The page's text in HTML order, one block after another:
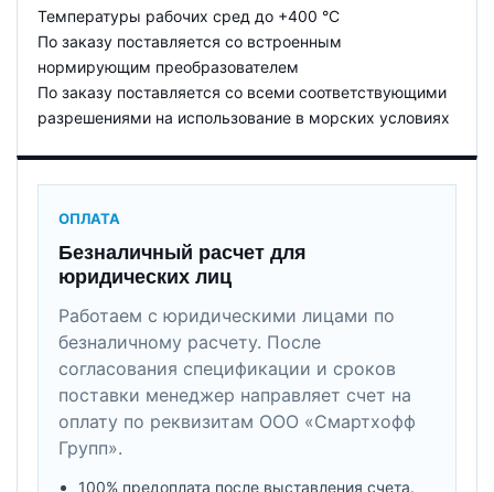
Температуры рабочих сред до +400 °С
По заказу поставляется со встроенным
нормирующим преобразователем
По заказу поставляется со всеми соответствующими
разрешениями на использование в морских условиях
ОПЛАТА
Безналичный расчет для
юридических лиц
Работаем с юридическими лицами по
безналичному расчету. После
согласования спецификации и сроков
поставки менеджер направляет счет на
оплату по реквизитам ООО «Смартхофф
Групп».
100% предоплата после выставления счета.